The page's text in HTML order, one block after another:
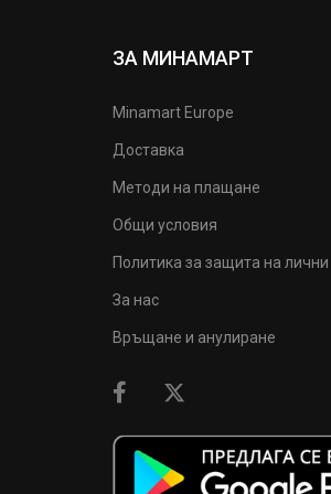
ЗА МИНАМАРТ
Minamart Europe
Доставка
Методи на плащане
Общи условия
Политика за защита на
За нас
Връщане и анулиране